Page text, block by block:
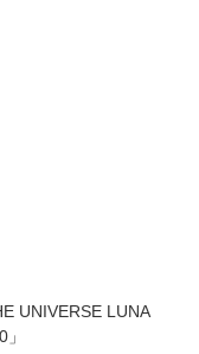
UNIVERSE LUNA